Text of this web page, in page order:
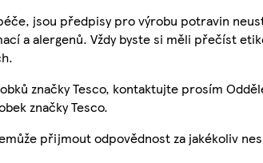
jsou předpisy pro výrobu potravin
a alergenů. Vždy byste si měli přečíst
značky Tesco, kontaktujte prosím
značky Tesco.
přijmout odpovědnost za jakékoliv